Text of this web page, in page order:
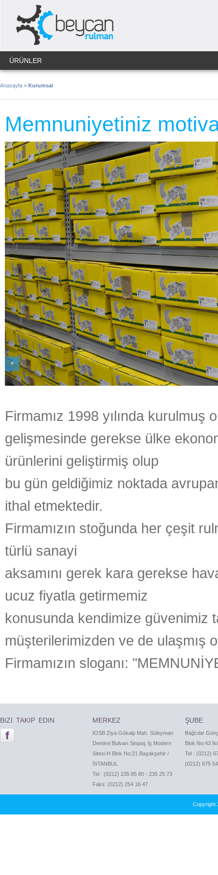
ÜRÜNLER
Anasayfa » Kurumsal
Memnuniyetiniz
Previous
Firmamız 1998 yılında
gelişmesinde gerekse ülke
ürünlerini geliştirmiş olup
bu gün geldiğimiz noktada
ithal etmektedir.
Firmamızın stoğunda her çeşit
türlü sanayi
aksamını gerek kara gerekse
ucuz fiyatla getirmemiz
konusunda kendimize güvenimiz
müşterilerimizden ve de ulaşmış
Firmamızın sloganı:
BIZI TAKIP EDIN MERKEZ
İOSB Ziya Gökalp Mah. Süleyman
Demirel Bulvarı Sinpaş İş Modern
Sitesi H Blok No:21 Başakşehir /
İSTANBUL
Tel : (0212) 235 85 80 - 235 25 73
Faks: (0212) 254 16 47
ŞUBE
Bağcılar
Blok No:43
Tel : (0212)
(0212) 675
Copyright